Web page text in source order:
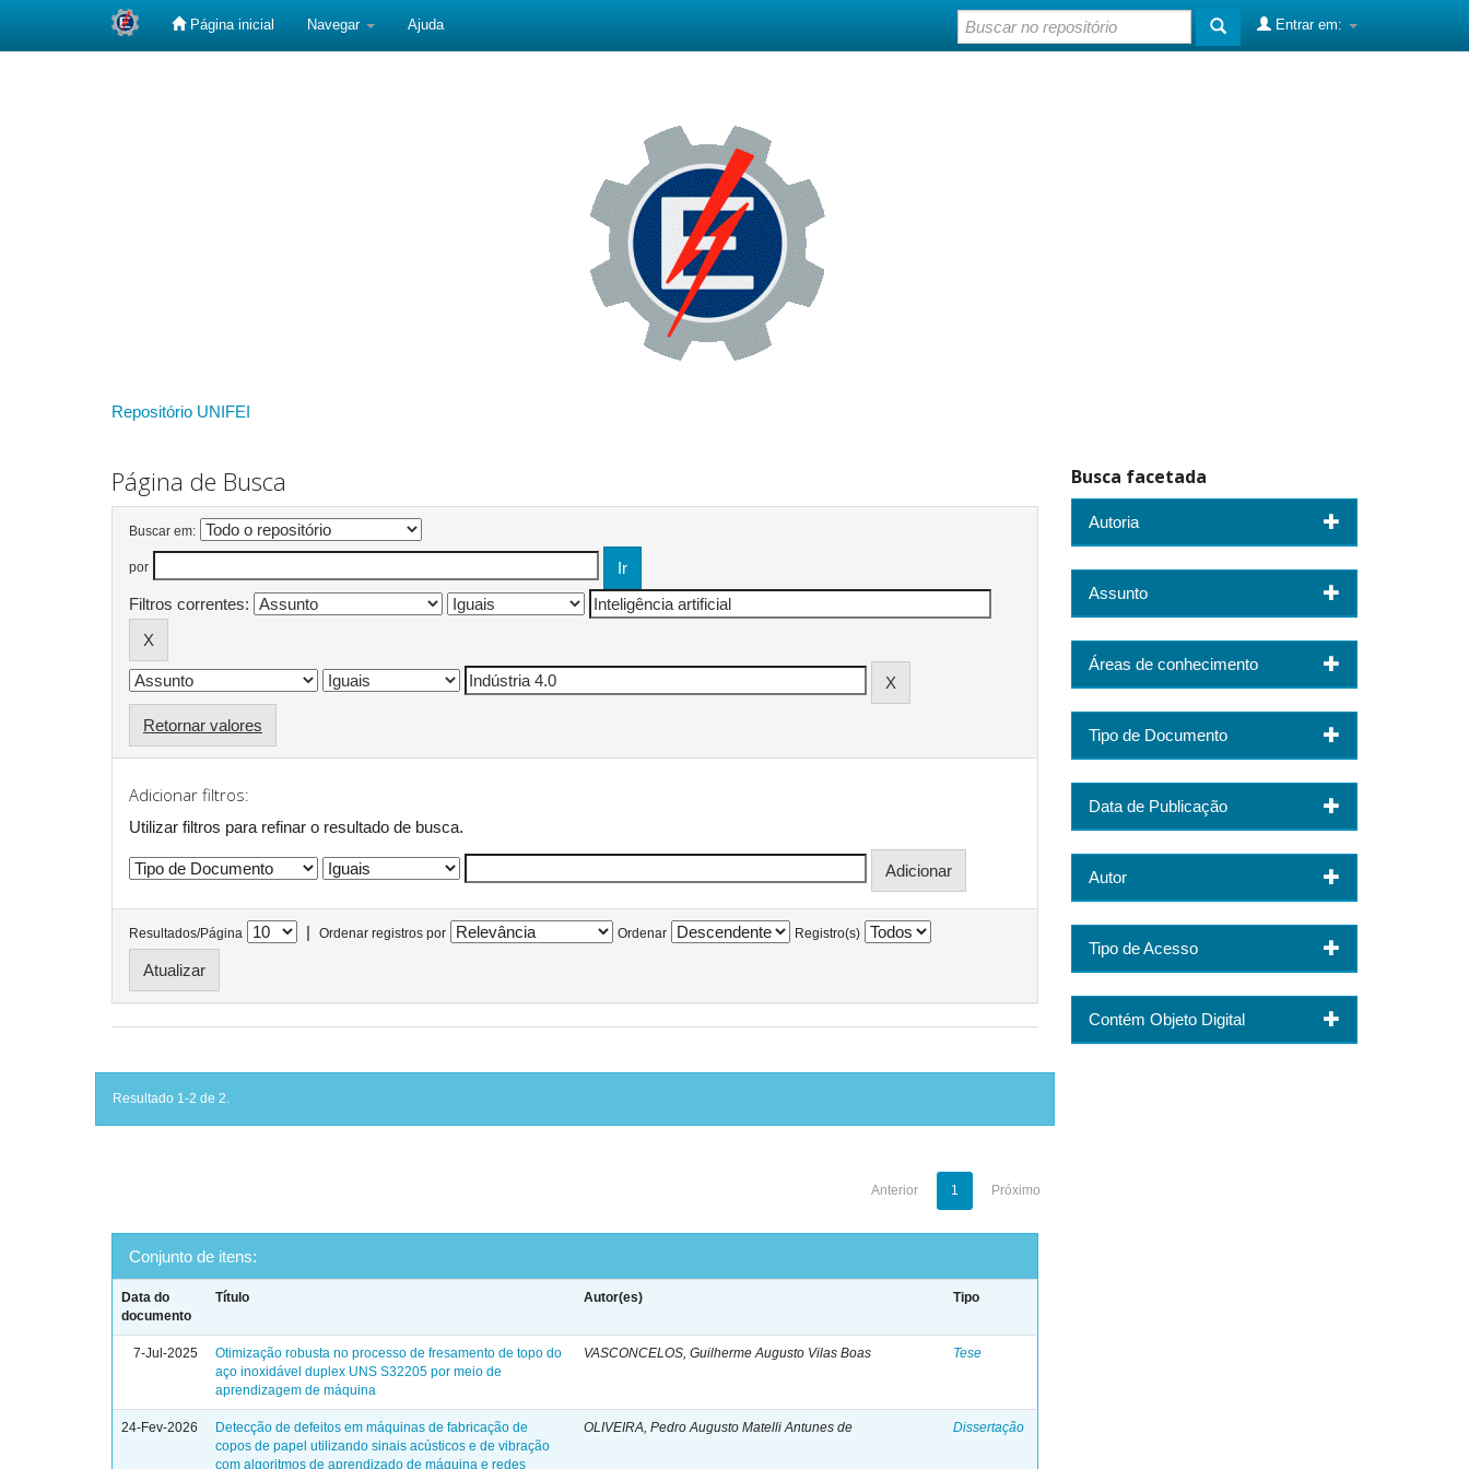
Página inicial Navegar Ajuda Entrar em:
Repositório UNIFEI
Página de Busca
Buscar em:
por
Filtros correntes:
Retornar valores
Adicionar filtros:
Utilizar filtros para refinar o resultado de busca.
Resultados/Página | Ordenar registros por Ordenar Registro(s)
Resultado 1-2 de 2.
Anterior 1 Próximo
Conjunto de itens:
Data do
documento
Título Autor(es) Tipo
7-Jul-2025
Otimização robusta no processo de fresamento de topo do
aço inoxidável duplex UNS S32205 por meio de
aprendizagem de máquina
VASCONCELOS, Guilherme Augusto Vilas Boas Tese
24-Fev-2026
Detecção de defeitos em máquinas de fabricação de
copos de papel utilizando sinais acústicos e de vibração
com algoritmos de aprendizado de máquina e redes
OLIVEIRA, Pedro Augusto Matelli Antunes de Dissertação
Busca facetada
Autoria
Assunto
Áreas de conhecimento
Tipo de Documento
Data de Publicação
Autor
Tipo de Acesso
Contém Objeto Digital